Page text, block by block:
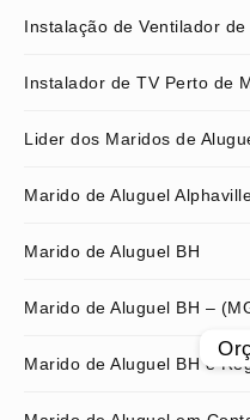
Instalação de Ventilador de
Instalador de TV Perto de
Lider dos Maridos de
Marido de Aluguel
Marido de Aluguel BH
Marido de Aluguel BH –
Marido de Aluguel BH e